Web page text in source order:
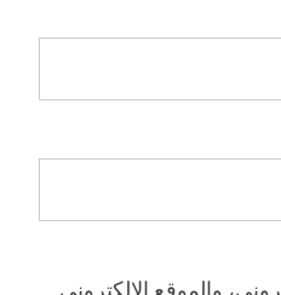
والموقع الإلكتروني